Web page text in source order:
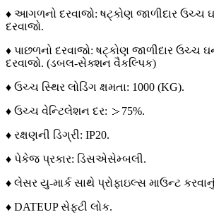
♦ આગળનો દરવાજો: ષટ્કોણ જાળીદાર ઉચ્ચ
દરવાજો.
♦ પાછળનો દરવાજો: ષટ્કોણ જાળીદાર ઉચ્ચ
દરવાજો. (ડબલ-સેક્શન વૈકલ્પિક)
♦ ઉચ્ચ સ્થિર લોડિંગ ક્ષમતા: 1000 (KG).
♦ ઉચ્ચ વેન્ટિલેશન દર: ＞75%.
♦ રક્ષણની ડિગ્રી: IP20.
♦ પેકેજ પ્રકાર: ડિસએસેમ્બલી.
♦ લેસર યુ-માર્ક સાથે પ્રોફાઇલ્સ માઉન્ટ
♦ DATEUP સેફ્ટી લોક.